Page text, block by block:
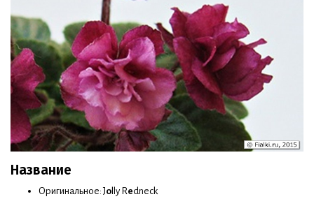
Название
Оригинальное: Jolly Redneck